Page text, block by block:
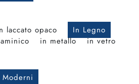
laccato opaco
In Legno
in metallo in vetro
Moderni